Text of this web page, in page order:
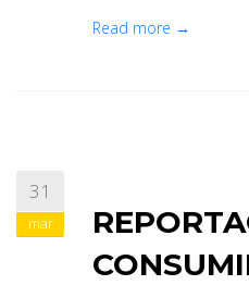
Read more →
31
mar